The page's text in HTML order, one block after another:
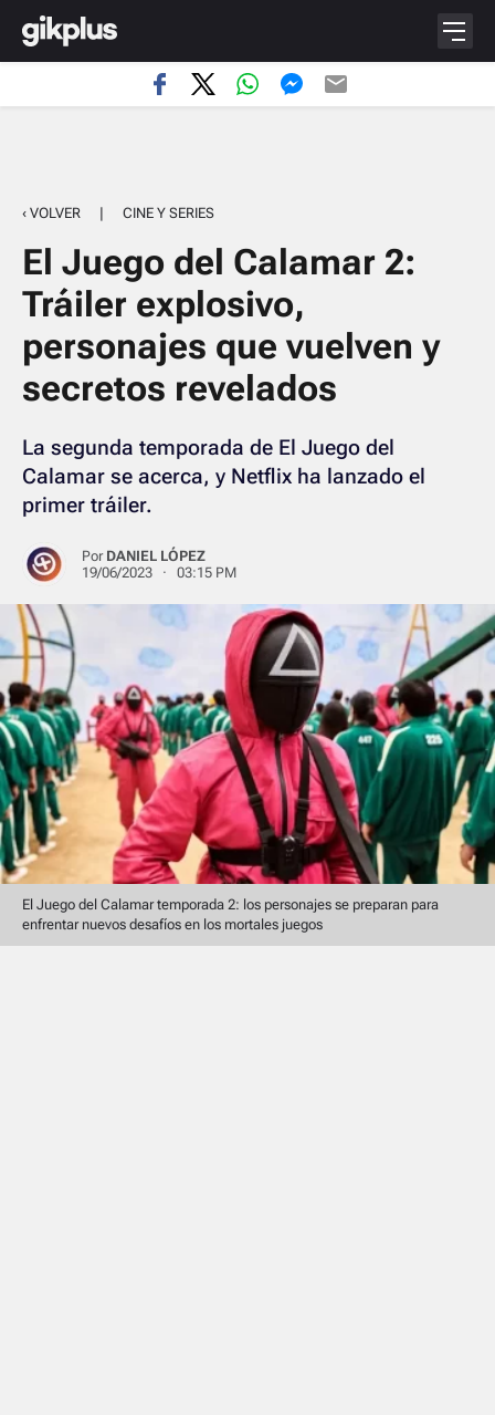
‹ VOLVER | CINE Y SERIES
El Juego del Calamar 2:
Tráiler explosivo,
personajes que vuelven y
secretos revelados
La segunda temporada de El Juego del
Calamar se acerca, y Netflix ha lanzado el
primer tráiler.
Por DANIEL LÓPEZ
19/06/2023 · 03:15 PM
El Juego del Calamar temporada 2: los personajes se preparan para
enfrentar nuevos desafíos en los mortales juegos